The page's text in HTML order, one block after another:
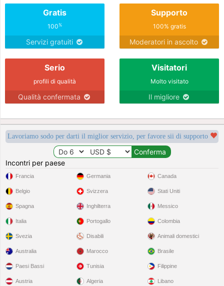
Gratis
100%
Servizi gratuiti
Supporto
100% gratis
Moderatori in ascolto
Serio
profili di qualità
Qualità confermata
Visitatori
Molto visitato
Il migliore
Lavoriamo sodo per darti il miglior servizio, per favore sii di supporto
Incontri per paese
Francia
Belgio
Spagna
Italia
Svezia
Germania
Svizzera
Inghilterra
Portogallo
Disabili
Canada
Stati Uniti
Messico
Colombia
Animali domestici
Australia
Paesi Bassi
Austria
Marocco
Tunisia
Algeria
Brasile
Filippine
Libano